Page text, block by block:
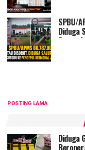
SPBU/
Diduga
POSTING LAMA
Diduga